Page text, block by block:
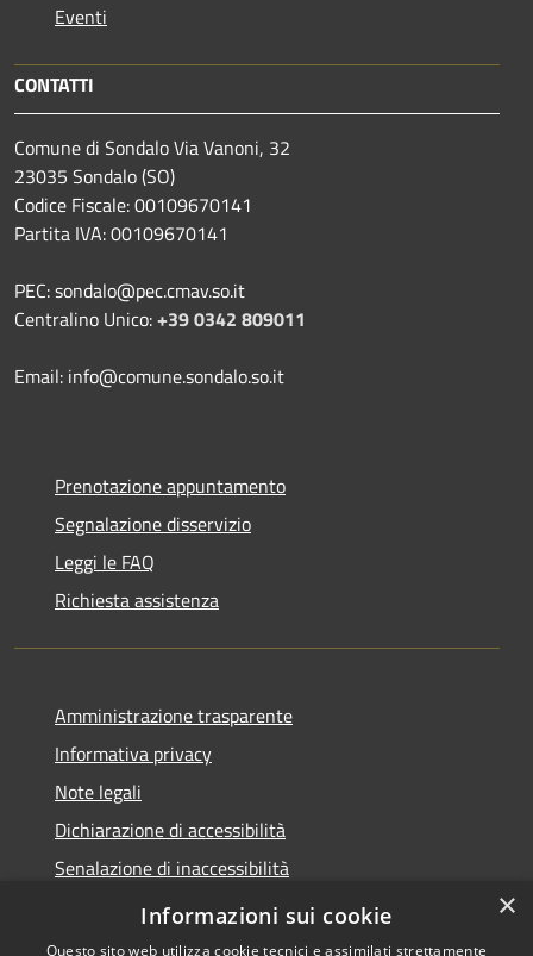
Eventi
CONTATTI
Comune di Sondalo Via Vanoni, 32
23035 Sondalo (SO)
Codice Fiscale: 00109670141
Partita IVA: 00109670141
PEC: sondalo@pec.cmav.so.it
Centralino Unico:+39 0342 809011
Email: info@comune.sondalo.so.it
Prenotazione appuntamento
Segnalazione disservizio
Leggi le FAQ
Richiesta assistenza
Amministrazione trasparente
Informativa privacy
Note legali
Dichiarazione di accessibilità
Senalazione di inaccessibilità
Whistleblowing segnalazione illeciti
×
Informazioni sui cookie
Questo sito web utilizza cookie tecnici e assimilati strettamente